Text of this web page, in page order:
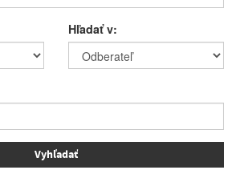
Hľadať v: